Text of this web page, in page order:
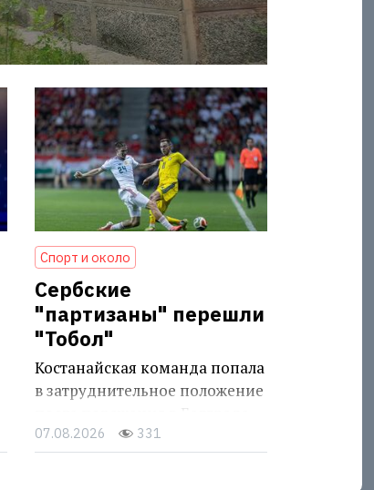
Спорт и около
Сербские
"партизаны" перешли
"Тобол"
Костанайская команда попала
в затруднительное положение
после поражения в Белграде
07.08.2026 331